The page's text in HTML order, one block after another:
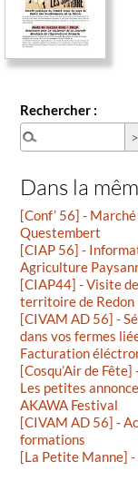
Rechercher :
Dans la
[Conf’ 56] -
Questembert
[CIAP 56] -
Agriculture
[CIAP44] - Visite
territoire de Redon
[CIVAM AD 56] -
dans vos fermes
Facturation
[Cosqu’Air de
Les petites
AKAWA Festival
[CIVAM AD 56] -
formations
[La Petite Manne]